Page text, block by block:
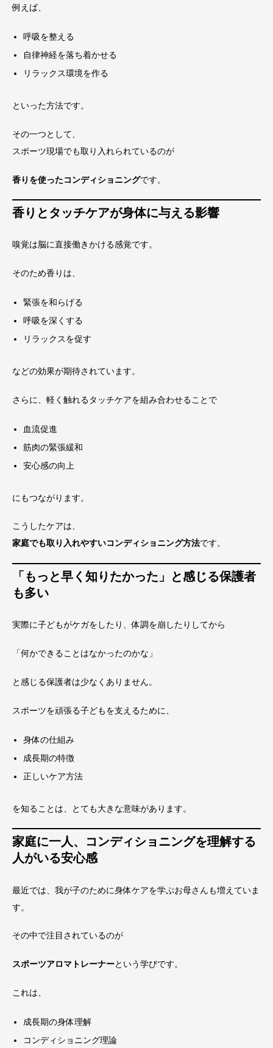
例えば、
呼吸を整える
自律神経を落ち着かせる
リラックス環境を作る
といった方法です。
その一つとして、
スポーツ現場でも取り入れられているのが
香りを使ったコンディショニングです。
香りとタッチケアが身体に与える影響
嗅覚は脳に直接働きかける感覚です。
そのため香りは、
緊張を和らげる
呼吸を深くする
リラックスを促す
などの効果が期待されています。
さらに、軽く触れるタッチケアを組み合わせることで
血流促進
筋肉の緊張緩和
安心感の向上
にもつながります。
こうしたケアは、
家庭でも取り入れやすいコンディショニング方法です。
「もっと早く知りたかった」と感じる保護者
も多い
実際に子どもがケガをしたり、体調を崩したりしてから
「何かできることはなかったのかな」
と感じる保護者は少なくありません。
スポーツを頑張る子どもを支えるために、
身体の仕組み
成長期の特徴
正しいケア方法
を知ることは、とても大きな意味があります。
家庭に一人、コンディショニングを理解する
人がいる安心感
最近では、我が子のために身体ケアを学ぶお母さんも増えていま
す。
その中で注目されているのが
スポーツアロマトレーナーという学びです。
これは、
成長期の身体理解
コンディショニング理論